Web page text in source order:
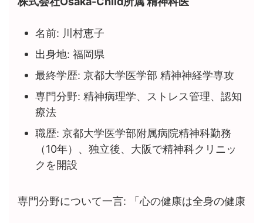
名前: 川村恵子
出身地: 福岡県
最終学歴: 京都大学医学部 精神神経学専攻
専門分野: 精神病理学、ストレス管理、認知
療法
職歴: 京都大学医学部附属病院精神科勤務
（10年）、独立後、大阪で精神科クリニッ
クを開設
専門分野について一言: 「心の健康は全身の健康